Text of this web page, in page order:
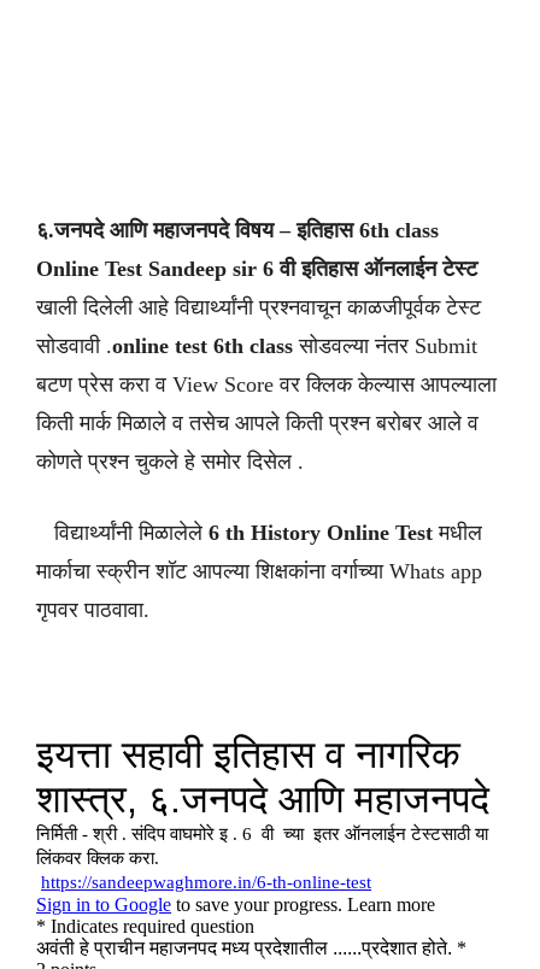
६.जनपदे आणि महाजनपदे विषय – इतिहास 6th class
Online Test Sandeep sir 6 वी इतिहास ऑनलाईन टेस्ट
खाली दिलेली आहे विद्यार्थ्यांनी प्रश्नवाचून काळजीपूर्वक टेस्ट
सोडवावी .online test 6th class सोडवल्या नंतर Submit
बटण प्रेस करा व View Score वर क्लिक केल्यास आपल्याला
किती मार्क मिळाले व तसेच आपले किती प्रश्न बरोबर आले व
कोणते प्रश्न चुकले हे समोर दिसेल .
विद्यार्थ्यांनी मिळालेले 6 th History Online Test मधील
मार्काचा स्क्रीन शॉट आपल्या शिक्षकांना वर्गाच्या Whats app
गृपवर पाठवावा.